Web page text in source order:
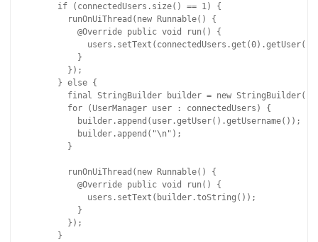
      if (connectedUsers.size() == 1) {
        runOnUiThread(new Runnable() {
          @Override public void run() {
          }
        });
      } else {
        final StringBuilder builder = new StringBuilder();
        for (UserManager user : connectedUsers) {
          builder.append(user.getUser().getUsername());
          builder.append("\n");
        }
        runOnUiThread(new Runnable() {
          @Override public void run() {
            users.setText(builder.toString());
          }
        });
      }